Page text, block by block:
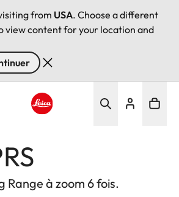
from USA. Choose a different
view content for your location and
Range à zoom 6 fois.